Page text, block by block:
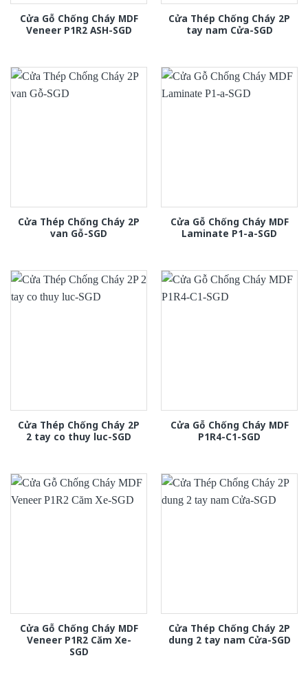
Cửa Gỗ Chống Cháy MDF
Veneer P1R2 ASH-SGD
Cửa Thép Chống Cháy 2P
tay nam Cửa-SGD
Cửa Thép Chống Cháy 2P
van Gỗ-SGD
Cửa Gỗ Chống Cháy MDF
Laminate P1-a-SGD
Cửa Thép Chống Cháy 2P
2 tay co thuy luc-SGD
Cửa Gỗ Chống Cháy MDF
P1R4-C1-SGD
Cửa Gỗ Chống Cháy MDF
Veneer P1R2 Căm Xe-
SGD
Cửa Thép Chống Cháy 2P
dung 2 tay nam Cửa-SGD